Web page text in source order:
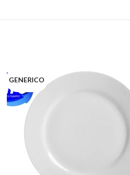
GENERICO